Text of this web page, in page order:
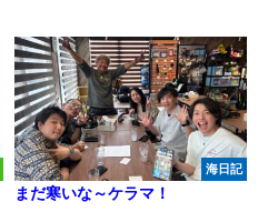
海日記
まだ寒いな～ケラマ！